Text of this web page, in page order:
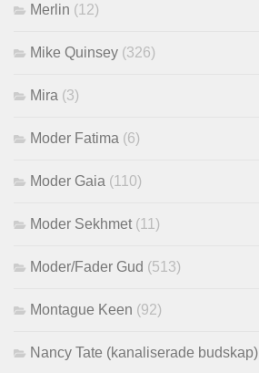
Merlin (12)
Mike Quinsey (326)
Mira (3)
Moder Fatima (6)
Moder Gaia (110)
Moder Sekhmet (11)
Moder/Fader Gud (513)
Montague Keen (92)
Nancy Tate (kanaliserade budskap)